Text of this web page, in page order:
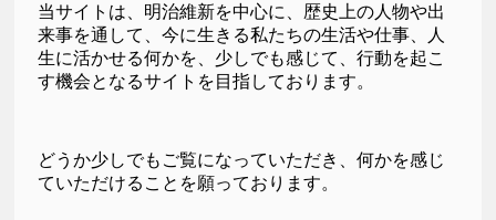
当サイトは、明治維新を中心に、歴史上の人物や出
来事を通して、今に生きる私たちの生活や仕事、人
生に活かせる何かを、少しでも感じて、行動を起こ
す機会となるサイトを目指しております。
どうか少しでもご覧になっていただき、何かを感じ
ていただけることを願っております。